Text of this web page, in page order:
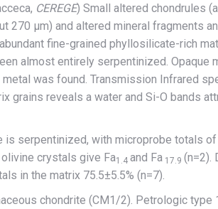
CEREGE) Small altered chondrules
270 µm) and altered mineral fragments
fine-grained phyllosilicate-rich
almost entirely serpentinized. Opaque
metal was found. Transmission Infrared
grains reveals a water and Si-O bands
is serpentinized, with microprobe totals of
olivine crystals give Fa1.4 and Fa 17.9 (n=2).
in the matrix 75.5±5.5% (n=7).
chondrite (CM1/2). Petrologic type